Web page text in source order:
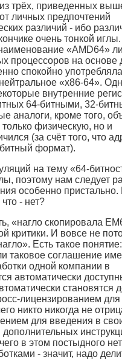
трёх, приведенных
личных предпочтений
различий - ибо
очень тонкой
«AMD64»
процессоров на основе
спокойно
«x86-64».
внутренние
64-битными, 32-
аналоги, кроме того,
физическую, но и
(за счёт того, что
формат).
на тему «64-
поэтому нам следует
особенно пристально.
- нет?
«нагло скопировала
критики. И вовсе не
Есть такое
таковое соглашение
одной компании в
автоматически
становятся
лицензированием для
никто никогда не
для введения в
в этом постыдного
- значит, надо